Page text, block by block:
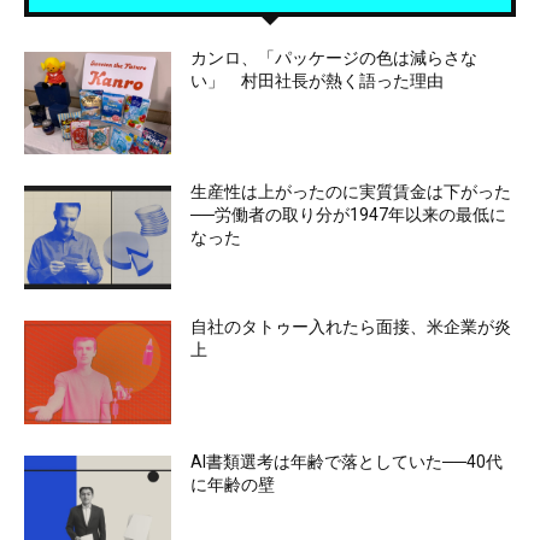
カンロ、「パッケージの色は減らさな
い」 村田社長が熱く語った理由
生産性は上がったのに実質賃金は下がった
──労働者の取り分が1947年以来の最低に
なった
自社のタトゥー入れたら面接、米企業が炎
上
AI書類選考は年齢で落としていた──40代
に年齢の壁